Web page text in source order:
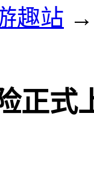
趣站
正式